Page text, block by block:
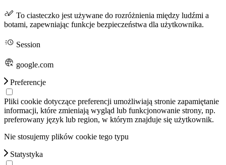
To ciasteczko jest używane do rozróżnienia między ludźmi a
botami, zapewniając funkcje bezpieczeństwa dla użytkownika.
Session
google.com
Preferencje
Pliki cookie dotyczące preferencji umożliwiają stronie zapamiętanie
informacji, które zmieniają wygląd lub funkcjonowanie strony, np.
preferowany język lub region, w którym znajduje się użytkownik.
Nie stosujemy plików cookie tego typu
Statystyka